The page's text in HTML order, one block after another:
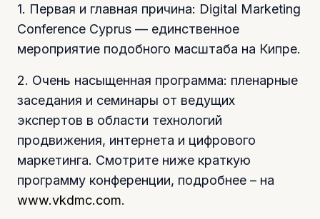
1. Первая и главная причина: Digital Marketing
Conference Cyprus — единственное
мероприятие подобного масштаба на Кипре.
2. Очень насыщенная программа: пленарные
заседания и семинары от ведущих
экспертов в области технологий
продвижения, интернета и цифрового
маркетинга. Смотрите ниже краткую
программу конференции, подробнее – на
www.vkdmc.com.